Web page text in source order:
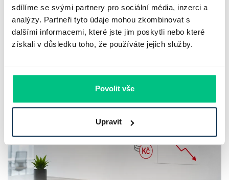
sdílíme se svými partnery pro sociální média, inzerci a
analýzy. Partneři tyto údaje mohou zkombinovat s
dalšími informacemi, které jste jim poskytli nebo které
získali v důsledku toho, že používáte jejich služby.
Povolit vše
Upravit
sazby zůstávají pod tlakem a část bank pokračuje v jejich
růstu. UniCredit Bank od 27.7.2026 zvýšila hypoteční sazby
plošně o 0,1…
4 minuty k přečtení